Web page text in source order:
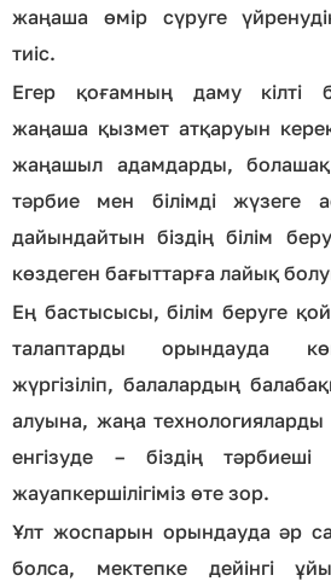
жаңаша өмір сүруге
тиіс.
Егер қоғамның даму кілті
жаңаша қызмет атқаруын
жаңашыл адамдарды,
тәрбие мен білімді жүзеге
дайындайтын біздің білім
көздеген бағыттарға лайық
Ең бастысысы, білім беруге
талаптарды орындауда
жүргізіліп, балалардың
алуына, жаңа технологияларды
енгізуде – біздің тәрбиеші
жауапкершілігіміз өте зор.
Ұлт жоспарын орындауда әр
болса, мектепке дейінгі